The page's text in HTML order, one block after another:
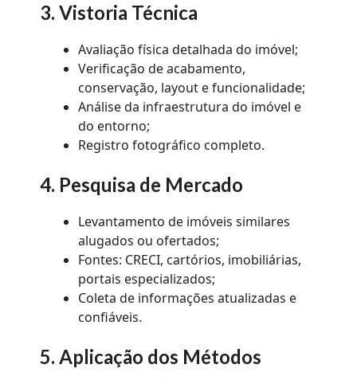
3. Vistoria Técnica
Avaliação física detalhada do imóvel;
Verificação de acabamento,
conservação, layout e funcionalidade;
Análise da infraestrutura do imóvel e
do entorno;
Registro fotográfico completo.
4. Pesquisa de Mercado
Levantamento de imóveis similares
alugados ou ofertados;
Fontes: CRECI, cartórios, imobiliárias,
portais especializados;
Coleta de informações atualizadas e
confiáveis.
5. Aplicação dos Métodos